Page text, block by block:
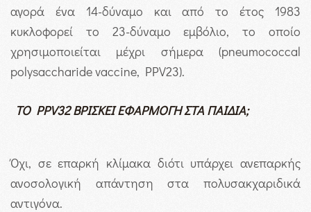
αγορά ένα 14-δύναμο και από το έτος 1983
κυκλοφορεί το 23-δύναμο εμβόλιο, το οποίο
χρησιμοποιείται μέχρι σήμερα (pneumococcal
polysaccharide vaccine, PPV23).
TO PPV32 ΒΡΙΣΚΕΙ ΕΦΑΡΜΟΓΗ ΣΤΑ ΠΑΙΔΙΑ;
Όχι, σε επαρκή κλίμακα διότι υπάρχει ανεπαρκής
ανοσολογική απάντηση στα πολυσακχαριδικά
αντιγόνα.